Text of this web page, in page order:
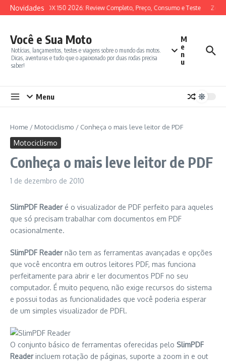
Ir para o conteúdo
NovidadesSYM ADX 150 2026: Review Completo, Preço, Consumo e Teste
Você e Sua Moto
Notícias, lançamentos, testes e viagens sobre o mundo das motos.
Dicas, aventuras e tudo que o apaixonado por duas rodas precisa
saber!
M
e
n
u
Menu
Home / Motociclismo / Conheça o mais leve leitor de PDF
Motociclismo
Conheça o mais leve leitor de PDF
1 de dezembro de 2010
SlimPDF Readeré o visualizador de PDF perfeito para aqueles
que só precisam trabalhar com documentos em PDF
ocasionalmente.
SlimPDF Readernão tem as ferramentas avançadas e opções
que você encontra em outros leitores PDF, mas funciona
perfeitamente para abrir e ler documentos PDF no seu
computador. É muito pequeno, não exige recursos do sistema
e possui todas as funcionalidades que você poderia esperar
de um simples visualizador de PDFl.
O conjunto básico de ferramentas oferecidas pelo SlimPDF
Readerincluem rotação de páginas, suporte a zoom in e out